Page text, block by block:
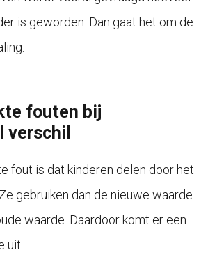
is geworden. Dan gaat het om de
fouten bij
verschil
fout is dat kinderen delen door het
gebruiken dan de nieuwe waarde
waarde. Daardoor komt er een
uit.